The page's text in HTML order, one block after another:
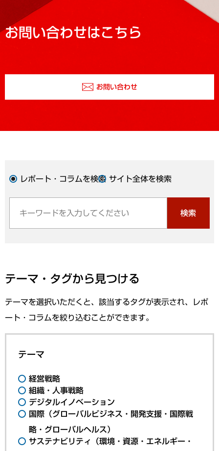
お問い合わせはこちら
お問い合わせ
レポート・コラムを検索 サイト全体を検索
検索
テーマ・タグから見つける
テーマを選択いただくと、該当するタグが表示され、レポ
ート・コラムを絞り込むことができます。
テーマ
経営戦略
組織・人事戦略
デジタルイノベーション
国際（グローバルビジネス・開発支援・国際戦
略・グローバルヘルス）
サステナビリティ（環境・資源・エネルギー・